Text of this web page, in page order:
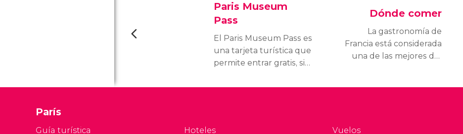
Paris Museum
Pass
El Paris Museum Pass es
una tarjeta turística que
permite entrar gratis, sin
veces se quiera en más
Dónde comer
La gastronomía de
Francia está considerada
una de las mejores del
París
Guía turística Hoteles Vuelos